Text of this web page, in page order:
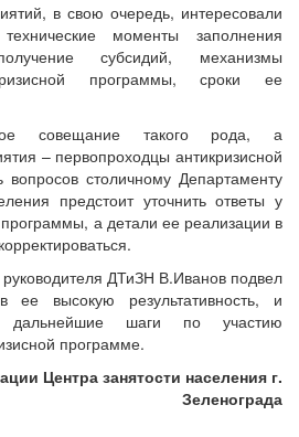
в свою очередь, интересовали
моменты заполнения
субсидий, механизмы
программы, сроки ее
совещание такого рода, а
– первопроходцы антикризисной
столичному Департаменту
предстоит уточнить ответы у
а детали ее реализации в
ДТиЗН В.Иванов подвел
ее высокую результативность, и
дальнейшие шаги по участию
программе.
Центра занятости населения г.
Зеленограда